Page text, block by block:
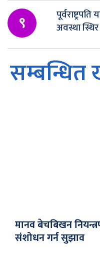
९
अवस्था स्थिर
सम्बन्धित
मानव बेचबिखन
संशोधन गर्न सुझाव